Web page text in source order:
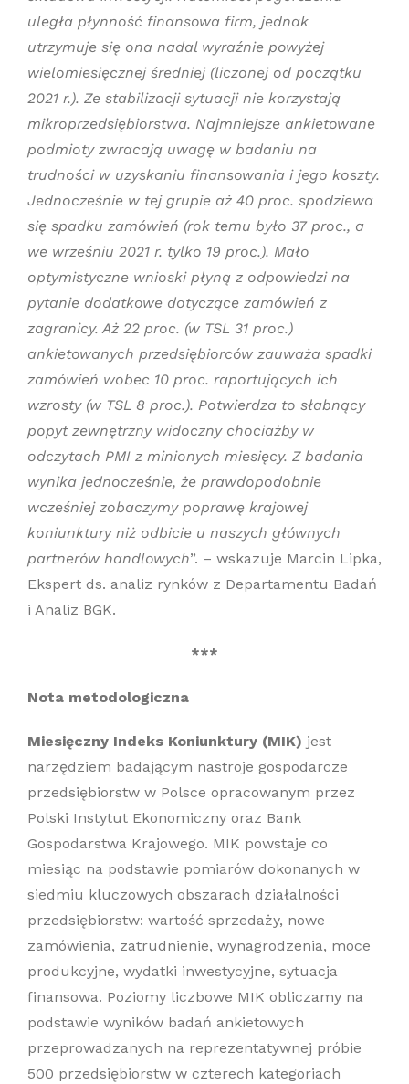
uległa płynność finansowa firm, jednak
utrzymuje się ona nadal wyraźnie powyżej
wielomiesięcznej średniej (liczonej od początku
2021 r.). Ze stabilizacji sytuacji nie korzystają
mikroprzedsiębiorstwa. Najmniejsze ankietowane
podmioty zwracają uwagę w badaniu na
trudności w uzyskaniu finansowania i jego koszty.
Jednocześnie w tej grupie aż 40 proc. spodziewa
się spadku zamówień (rok temu było 37 proc., a
we wrześniu 2021 r. tylko 19 proc.). Mało
optymistyczne wnioski płyną z odpowiedzi na
pytanie dodatkowe dotyczące zamówień z
zagranicy. Aż 22 proc. (w TSL 31 proc.)
ankietowanych przedsiębiorców zauważa spadki
zamówień wobec 10 proc. raportujących ich
wzrosty (w TSL 8 proc.). Potwierdza to słabnący
popyt zewnętrzny widoczny chociażby w
odczytach PMI z minionych miesięcy. Z badania
wynika jednocześnie, że prawdopodobnie
wcześniej zobaczymy poprawę krajowej
koniunktury niż odbicie u naszych głównych
partnerów handlowych”. – wskazuje Marcin Lipka,
Ekspert ds. analiz rynków z Departamentu Badań
i Analiz BGK.
***
Nota metodologiczna
Miesięczny Indeks Koniunktury (MIK) jest
narzędziem badającym nastroje gospodarcze
przedsiębiorstw w Polsce opracowanym przez
Polski Instytut Ekonomiczny oraz Bank
Gospodarstwa Krajowego. MIK powstaje co
miesiąc na podstawie pomiarów dokonanych w
siedmiu kluczowych obszarach działalności
przedsiębiorstw: wartość sprzedaży, nowe
zamówienia, zatrudnienie, wynagrodzenia, moce
produkcyjne, wydatki inwestycyjne, sytuacja
finansowa. Poziomy liczbowe MIK obliczamy na
podstawie wyników badań ankietowych
przeprowadzanych na reprezentatywnej próbie
500 przedsiębiorstw w czterech kategoriach